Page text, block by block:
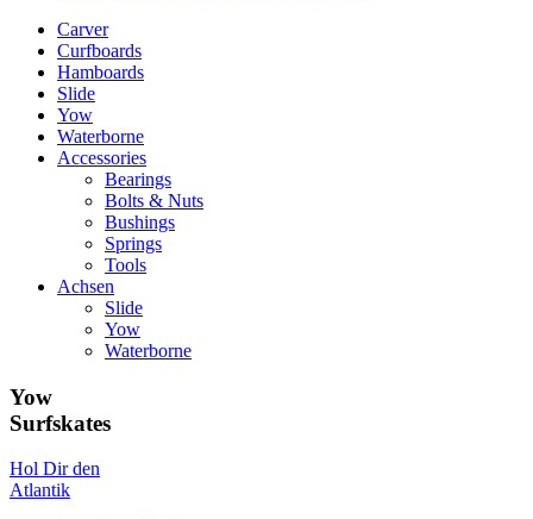
Carver
Curfboards
Hamboards
Slide
Yow
Waterborne
Accessories
Bearings
Bolts & Nuts
Bushings
Springs
Tools
Achsen
Slide
Yow
Waterborne
Yow
Surfskates
Hol Dir den
Atlantik